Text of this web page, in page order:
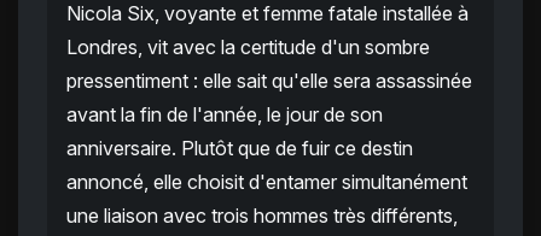
Nicola Six, voyante et femme fatale installée à
Londres, vit avec la certitude d'un sombre
pressentiment : elle sait qu'elle sera assassinée
avant la fin de l'année, le jour de son
anniversaire. Plutôt que de fuir ce destin
annoncé, elle choisit d'entamer simultanément
une liaison avec trois hommes très différents,